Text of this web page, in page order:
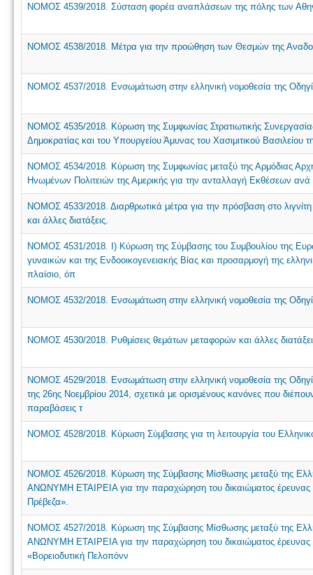
NOMOΣ 4539/2018. Σύσταση φορέα αναπλάσεων της πόλης των
NOMOΣ 4538/2018. Μέτρα για την προώθηση των Θεσμών της
NOMOΣ 4537/2018. Ενσωμάτωση στην ελληνική νομοθεσία της
NOMOΣ 4535/2018. Κύρωση της Συμφωνίας Στρατιωτικής
Δημοκρατίας και του Υπουργείου Άμυνας του Χασιμιτικού Βασιλείου
NOMOΣ 4534/2018. Κύρωση της Συμφωνίας μεταξύ της Αρμόδιας
Ηνωμένων Πολιτειών της Αμερικής για την ανταλλαγή Εκθέσεων ανά
NOMOΣ 4533/2018. Διαρθρωτικά μέτρα για την πρόσβαση στο
και άλλες διατάξεις.
NOMOΣ 4531/2018. Ι) Κύρωση της Σύμβασης του Συμβουλίου της
γυναικών και της Ενδοοικογενειακής Βίας και προσαρμογή της
πλαίσιο, όπ
NOMOΣ 4532/2018. Eνσωμάτωση στην ελληνική νομοθεσία της
NOMOΣ 4530/2018. Ρυθμίσεις θεμάτων μεταφορών και άλλες
NOMOΣ 4529/2018. Ενσωμάτωση στην ελληνική νομοθεσία της
της 26ης Νοεμβρίου 2014, σχετικά με ορισμένους κανόνες που
παραβάσεις τ
NOMOΣ 4528/2018. Κύρωση Σύμβασης για τη λειτουργία του
NOMOΣ 4526/2018. Κύρωση της Σύμβασης Μίσθωσης μεταξύ της
ΑΝΩΝΥΜΗ ΕΤΑΙΡΕΙΑ για την παραχώρηση του δικαιώματος έρευνας
Πρέβεζα».
NOMOΣ 4527/2018. Κύρωση της Σύμβασης Μίσθωσης μεταξύ της
ΑΝΩΝΥΜΗ ΕΤΑΙΡΕΙΑ για την παραχώρηση του δικαιώματος έρευνας
«Βορειοδυτική Πελοπόνν